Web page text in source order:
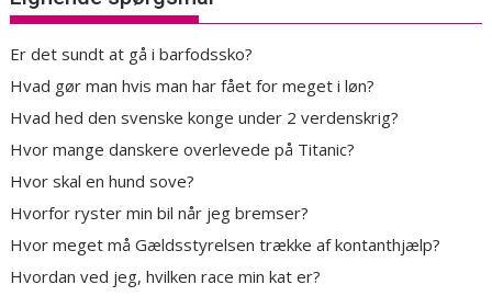
Er det sundt at gå i barfodssko?
Hvad gør man hvis man har fået for meget i løn?
Hvad hed den svenske konge under 2 verdenskrig?
Hvor mange danskere overlevede på Titanic?
Hvor skal en hund sove?
Hvorfor ryster min bil når jeg bremser?
Hvor meget må Gældsstyrelsen trække af kontanthjælp?
Hvordan ved jeg, hvilken race min kat er?